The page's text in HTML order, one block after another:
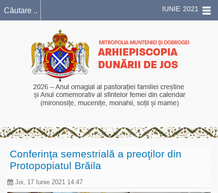
IUNIE 2021
Conferinţa semestrială a preoţilor din
Protopopiatul Brăila
Joi, 17 Iunie 2021 14:47